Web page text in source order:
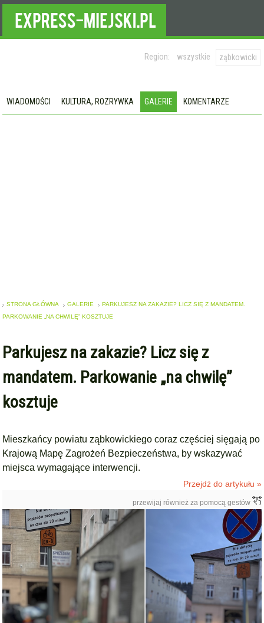
Region: wszystkie ząbkowicki
WIADOMOŚCI KULTURA, ROZRYWKA GALERIE KOMENTARZE
STRONA GŁÓWNA GALERIE
PARKUJESZ NA ZAKAZIE? LICZ SIĘ Z MANDATEM.
PARKOWANIE „NA CHWILĘ” KOSZTUJE
Parkujesz na zakazie? Licz się z
mandatem. Parkowanie „na chwilę”
kosztuje
Mieszkańcy powiatu ząbkowickiego coraz częściej sięgają po
Krajową Mapę Zagrożeń Bezpieczeństwa, by wskazywać
miejsca wymagające interwencji.
Przejdź do artykułu »
przewijaj również za pomocą gestów